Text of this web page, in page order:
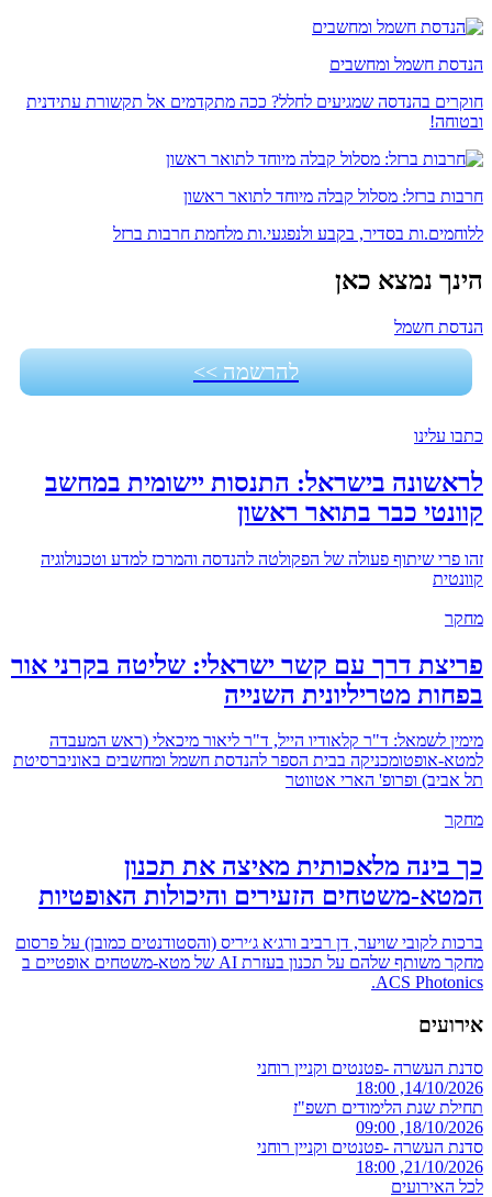
הנדסת חשמל ומחשבים
חוקרים בהנדסה שמגיעים לחלל? ככה מתקדמים אל תקשורת עתידנית
ובטוחה!
חרבות ברזל: מסלול קבלה מיוחד לתואר ראשון
ללוחמים.ות בסדיר, בקבע ולנפגעי.ות מלחמת חרבות ברזל
הינך נמצא כאן
הנדסת חשמל
להרשמה >>
כתבו עלינו
לראשונה בישראל: התנסות יישומית במחשב
קוונטי כבר בתואר ראשון
זהו פרי שיתוף פעולה של הפקולטה להנדסה והמרכז למדע וטכנולוגיה
קוונטית
מחקר
פריצת דרך עם קשר ישראלי: שליטה בקרני אור
בפחות מטריליונית השנייה
מימין לשמאל: ד"ר קלאודיו הייל, ד"ר ליאור מיכאלי (ראש המעבדה
למטא-אופטומכניקה בבית הספר להנדסת חשמל ומחשבים באוניברסיטת
תל אביב) ופרופ' הארי אטווטר
מחקר
כך בינה מלאכותית מאיצה את תכנון
המטא-משטחים הזעירים והיכולות האופטיות
ברכות לקובי שויער, דן רביב ורג׳א ג׳יריס (והסטודנטים כמובן) על פרסום
מחקר משותף שלהם על תכנון בעזרת AI של מטא-משטחים אופטיים ב
ACS Photonics.
אירועים
סדנת העשרה -פטנטים וקניין רוחני
14/10/2026, 18:00
תחילת שנת הלימודים תשפ"ז
18/10/2026, 09:00
סדנת העשרה -פטנטים וקניין רוחני
21/10/2026, 18:00
לכל האירועים